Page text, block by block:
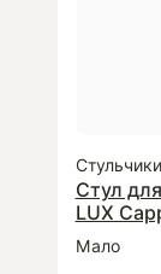
Стул
LUX
Мало